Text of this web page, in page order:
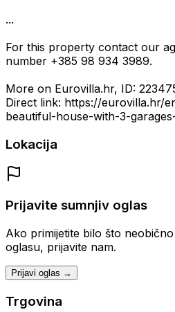
...
For this property contact our
number +385 98 934 3989.
More on Eurovilla.hr, ID:
Direct link: https://eurovilla.hr/
beautiful-house-with-3-
Lokacija
Prijavite sumnjiv oglas
Ako primijetite bilo što
oglasu, prijavite nam.
Prijavi oglas →
Trgovina